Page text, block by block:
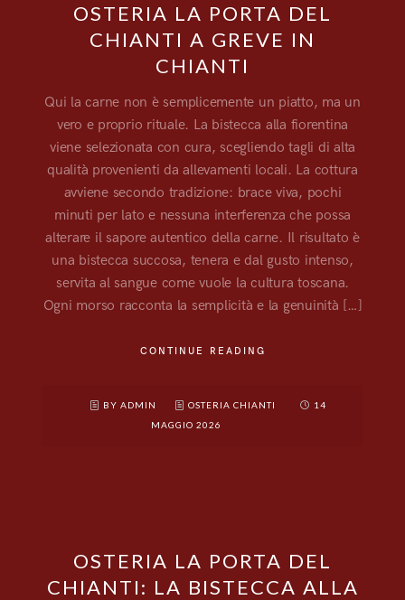
OSTERIA LA PORTA DEL
CHIANTI A GREVE IN
CHIANTI
Qui la carne non è semplicemente un piatto, ma un
vero e proprio rituale. La bistecca alla fiorentina
viene selezionata con cura, scegliendo tagli di alta
qualità provenienti da allevamenti locali. La cottura
avviene secondo tradizione: brace viva, pochi
minuti per lato e nessuna interferenza che possa
alterare il sapore autentico della carne. Il risultato è
una bistecca succosa, tenera e dal gusto intenso,
servita al sangue come vuole la cultura toscana.
Ogni morso racconta la semplicità e la genuinità […]
CONTINUE READING
BY ADMIN OSTERIA CHIANTI
14
MAGGIO 2026
OSTERIA LA PORTA DEL
CHIANTI: LA BISTECCA ALLA